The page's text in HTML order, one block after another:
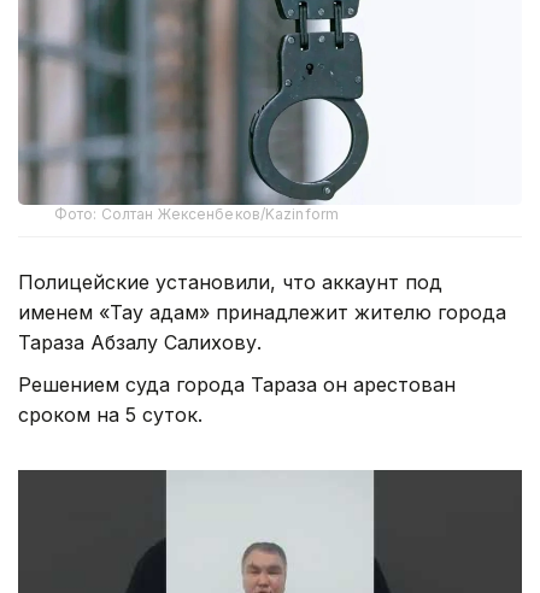
Фото: Солтан Жексенбеков/Kazinform
Полицейские установили, что аккаунт под
именем «Тау адам» принадлежит жителю города
Тараза Абзалу Салихову.
Решением суда города Тараза он арестован
сроком на 5 суток.